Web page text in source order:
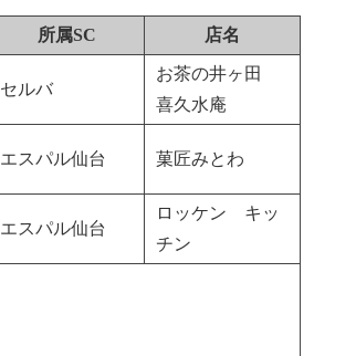
所属SC 店名
セルバ
お茶の井ヶ田
喜久水庵
エスパル仙台 菓匠みとわ
エスパル仙台
ロッケン キッ
チン